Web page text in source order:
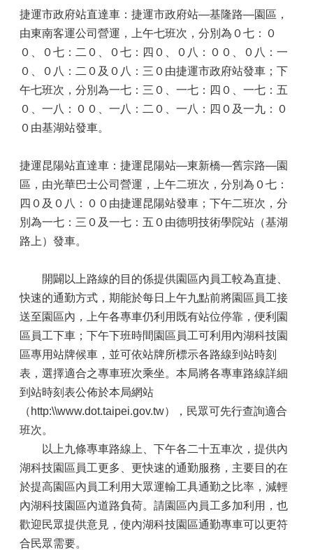
捷運市政府站直達車：捷運市政府站—基隆路—園區，
由東南客運公司營運，上午七班次，分別為０七：０
０、０七：二０、０七：四０、０八：００、０八：一
０、０八：二０及０八：三０由捷運市政府站發車；下
午七班次，分別為一七：三０、一七：四０、一七：五
０、一八：００、一八：二０、一八：四０及一九：０
０由基湖站發車。
捷運昆陽站直達車：捷運昆陽站—東新橋—舊宗路—園
區，由光華巴士公司營運，上午二班次，分別為０七：
四０及０八：００由捷運昆陽站發車；下午二班次，分
別為一七：三０及一七：五０由德明技術學院站（基湖
路上）發車。
開闢以上路線的目的係提供園區內員工較為直捷、
快速的通勤方式，期能於每日上午九點前將園區員工接
送至園區內，上午各專車仍利用既有站位停靠，便利園
區員工下車；下午下班時間園區員工可利用內湖科技園
區專用站牌候車，並可依站牌所標示各路線到站時刻
表，選擇適合之專車班次乘坐。本局將各專車路線詳細
到站時刻表公佈於本局網站
（http:\\www.dot.taipei.gov.tw），民眾可先行查詢適合
班次。
以上九條專車路線上、下午各二十五車次，提供內
湖科技園區員工更多、更快速的通勤服務，主要目的在
於提高園區內員工利用大眾運輸工具通勤之比率，減輕
內湖科技園區內道路負荷。請園區內員工多加利用，也
歡迎民眾提供意見，使內湖科技園區通勤專車可以更符
合民眾需要。